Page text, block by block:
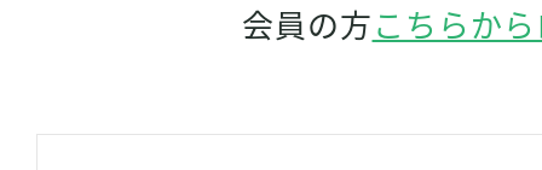
会員の方こちらか